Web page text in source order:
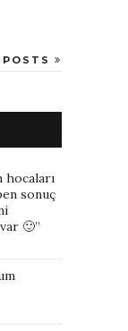
hocaları
sonuç
🙂”